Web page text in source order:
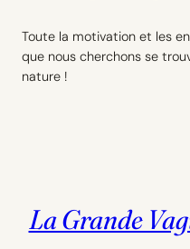
Toute la motivation et les
que nous cherchons se
nature !
La Grande